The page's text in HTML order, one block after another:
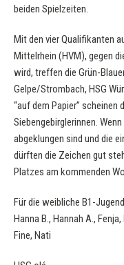
beiden Spielzeiten.
Mit den vier Qualifikanten
Mittelrhein (HVM), gegen
wird, treffen die Grün-
Gelpe/Strombach, HSG
“auf dem Papier”
Siebengebirglerinnen.
abgeklungen sind und die
dürften die Zeichen gut
Platzes am kommenden
Für die weibliche B1-
Hanna B., Hannah A.,
Fine, Nati